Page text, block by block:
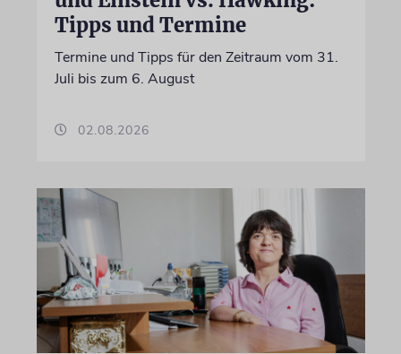
Tipps und Termine
Termine und Tipps für den Zeitraum vom 31.
Juli bis zum 6. August
02.08.2026